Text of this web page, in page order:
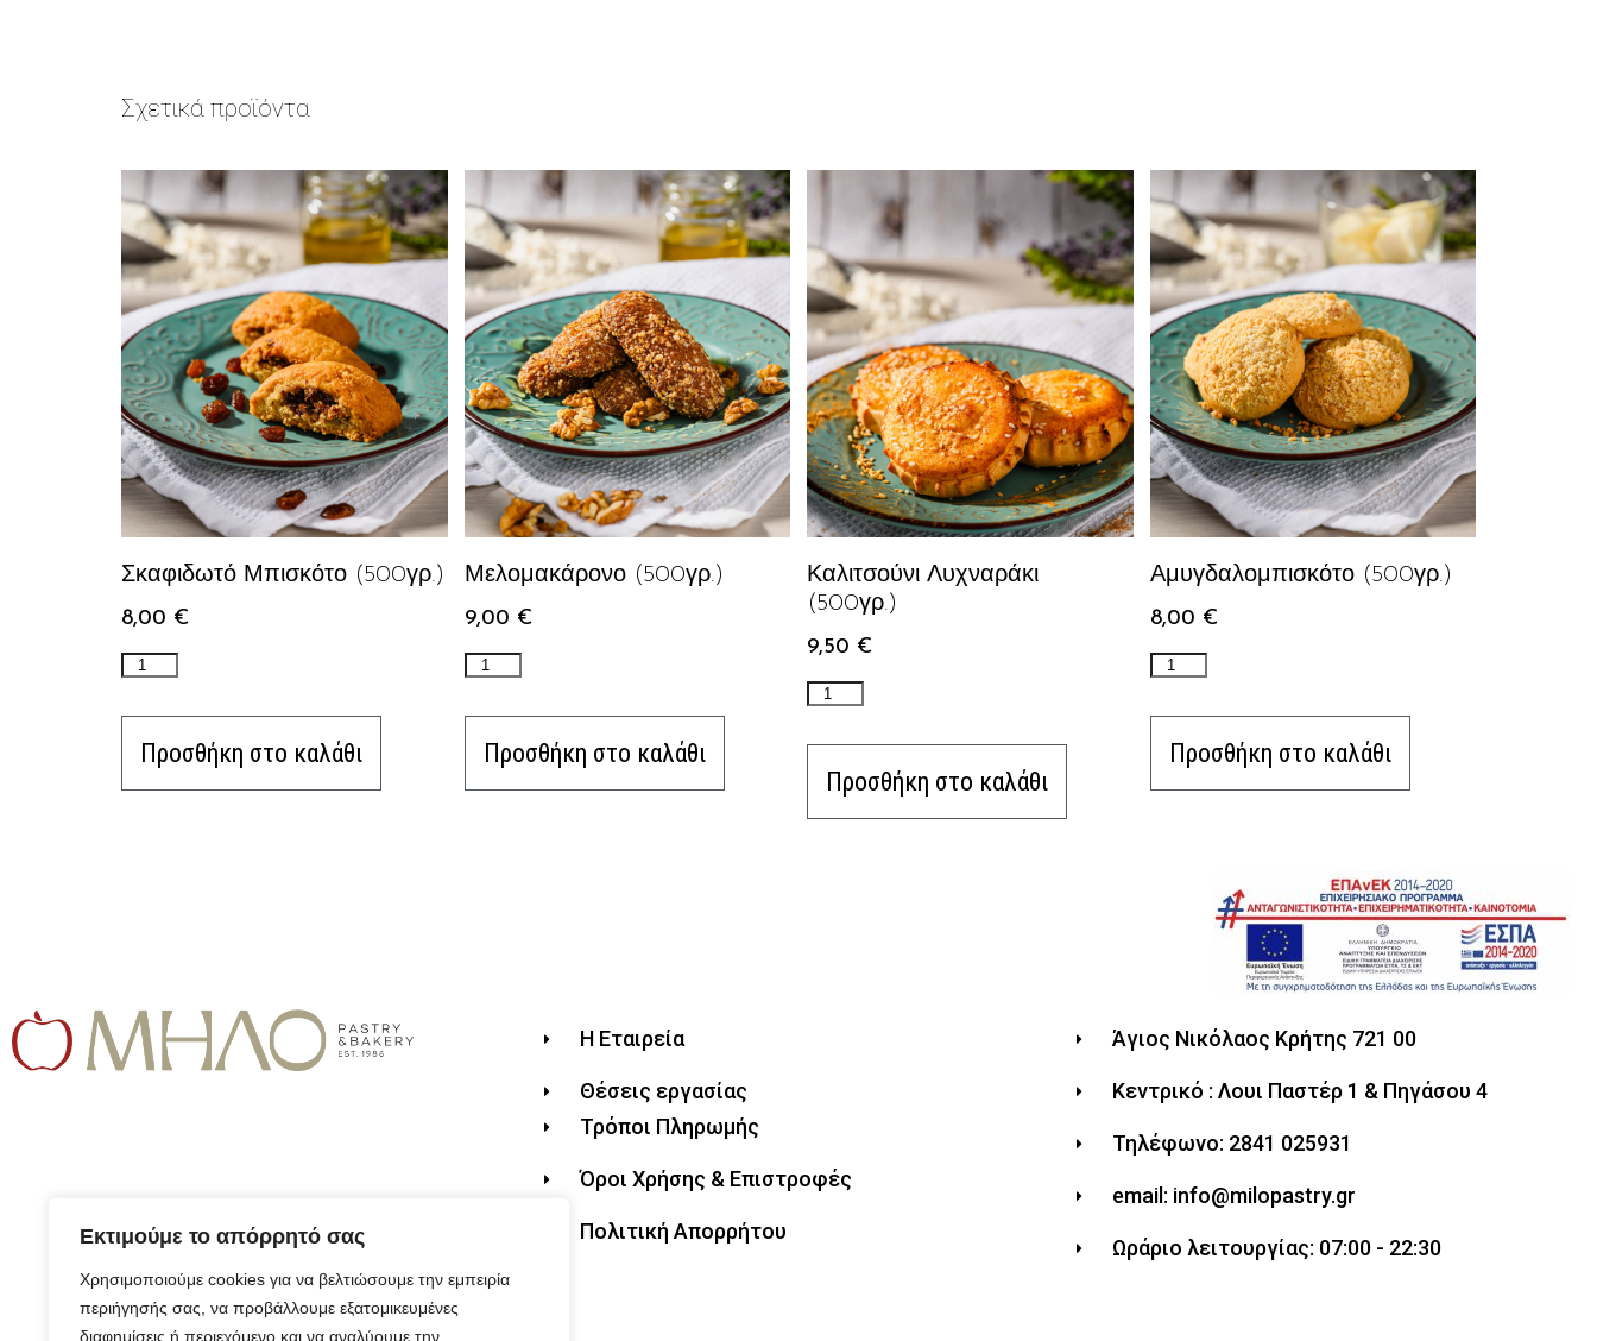
Εκτιμούμε το απόρρητό σας
Χρησιμοποιούμε cookies για να βελτιώσουμε την εμπειρία
περιήγησής σας, να προβάλλουμε εξατομικευμένες
διαφημίσεις ή περιεχόμενο και να αναλύουμε την
Σχετικά προϊόντα
Σκαφιδωτό Μπισκότο (500γρ.)
8,00 €
Προσθήκη στο καλάθι
Μελομακάρονο (500γρ.)
9,00 €
Προσθήκη στο καλάθι
Καλιτσούνι Λυχναράκι
(500γρ.)
9,50 €
Προσθήκη στο καλάθι
Αμυγδαλομπισκότο (500γρ.)
8,00 €
Προσθήκη στο καλάθι
Η Εταιρεία
Θέσεις εργασίας
Τρόποι Πληρωμής
Όροι Χρήσης & Επιστροφές
Πολιτική Απορρήτου
Άγιος Νικόλαος Κρήτης 721 00
Κεντρικό : Λουι Παστέρ 1 & Πηγάσου 4
Τηλέφωνο: 2841 025931
email: info@milopastry.gr
Ωράριο λειτουργίας: 07:00 - 22:30